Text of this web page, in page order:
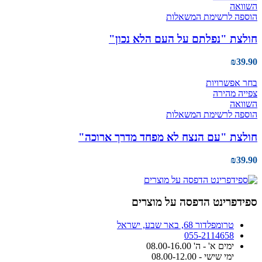
מספר
ניתן
המוצר
השוואה
הוספה לרשימת המשאלות
חולצת "נפלתם על העם הלא נכון"
₪39.90
בחר אפשרויות
מספר
ניתן
לבחור
בעמוד
המוצר
צפייה מהירה
השוואה
הוספה לרשימת המשאלות
חולצת "עם הנצח לא מפחד מדרך ארוכה"
₪39.90
ספידפרינט הדפסה על מוצרים
טרומפלדור 68, באר שבע, ישראל
055-2114658
ימים א' - ה' 08.00-16.00
ימי שישי - 08.00-12.00